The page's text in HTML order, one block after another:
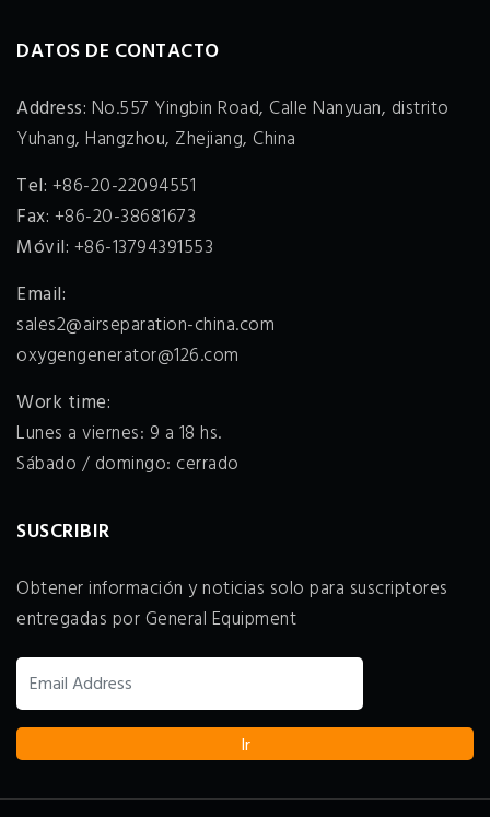
DATOS DE CONTACTO
Address: No.557 Yingbin Road, Calle Nanyuan, distrito
Yuhang, Hangzhou, Zhejiang, China
Tel: +86-20-22094551
Fax: +86-20-38681673
Móvil: +86-13794391553
Email:
sales2@airseparation-china.com
oxygengenerator@126.com
Work time:
Lunes a viernes: 9 a 18 hs.
Sábado / domingo: cerrado
SUSCRIBIR
Obtener información y noticias solo para suscriptores
entregadas por General Equipment